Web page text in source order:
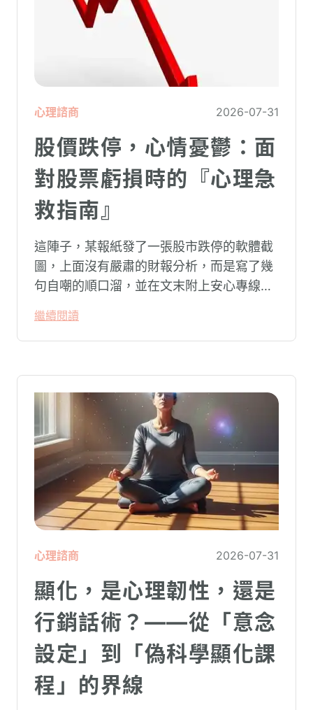
心理諮商 2026-07-31
股價跌停，心情憂鬱：面
對股票虧損時的『心理急
救指南』
這陣子，某報紙發了一張股市跌停的軟體截
圖，上面沒有嚴肅的財報分析，而是寫了幾
句自嘲的順口溜，並在文末附上安心專線與
被廣泛轉載。對許多投資人而言，螢幕上下
跌的數字背後，實質連結的是個人的財務壓
繼續閱讀
心理諮商 2026-07-31
顯化，是心理韌性，還是
行銷話術？——從「意念
設定」到「偽科學顯化課
程」的界線